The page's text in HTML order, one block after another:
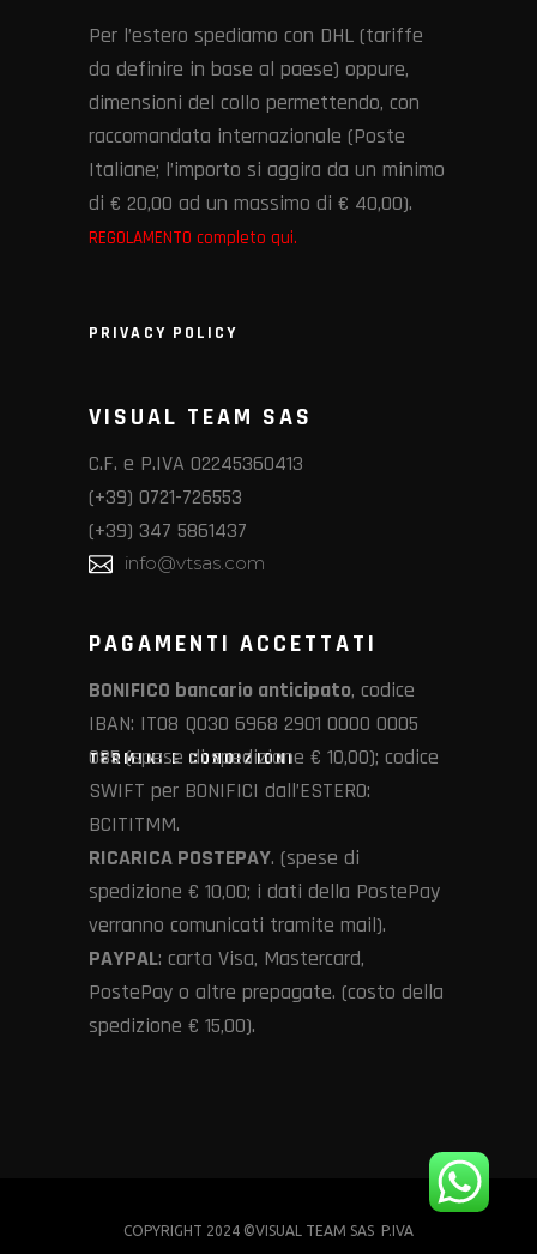
Per l’estero spediamo con DHL (tariffe
da definire in base al paese) oppure,
dimensioni del collo permettendo, con
raccomandata internazionale (Poste
Italiane; l’importo si aggira da un minimo
di € 20,00 ad un massimo di € 40,00).
REGOLAMENTO completo qui.
PRIVACY POLICY
VISUAL TEAM SAS
C.F. e P.IVA 02245360413
(+39) 0721-726553
(+39) 347 5861437
TERMINI E CONDIZIONI
info@vtsas.com
PAGAMENTI ACCETTATI
BONIFICO bancario anticipato, codice
IBAN: IT08 Q030 6968 2901 0000 0005
085 (spese di spedizione € 10,00); codice
SWIFT per BONIFICI dall’ESTERO:
BCITITMM.
RICARICA POSTEPAY. (spese di
spedizione € 10,00; i dati della PostePay
verranno comunicati tramite mail).
PAYPAL: carta Visa, Mastercard,
PostePay o altre prepagate. (costo della
spedizione € 15,00).
COPYRIGHT 2024 ©VISUAL TEAM SAS P.IVA